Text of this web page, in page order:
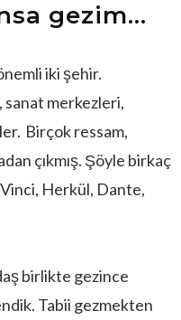
gezim…
iki şehir.
sanat merkezleri,
Birçok ressam,
çıkmış. Şöyle birkaç
Herkül, Dante,
birlikte gezince
Tabii gezmekten